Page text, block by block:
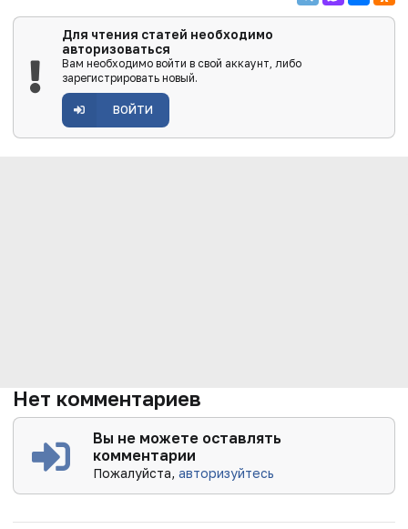
Для чтения статей необходимо
авторизоваться
Вам необходимо войти в свой аккаунт, либо
зарегистрировать новый.
ВОЙТИ
Нет комментариев
Вы не можете оставлять
комментарии
Пожалуйста,авторизуйтесь